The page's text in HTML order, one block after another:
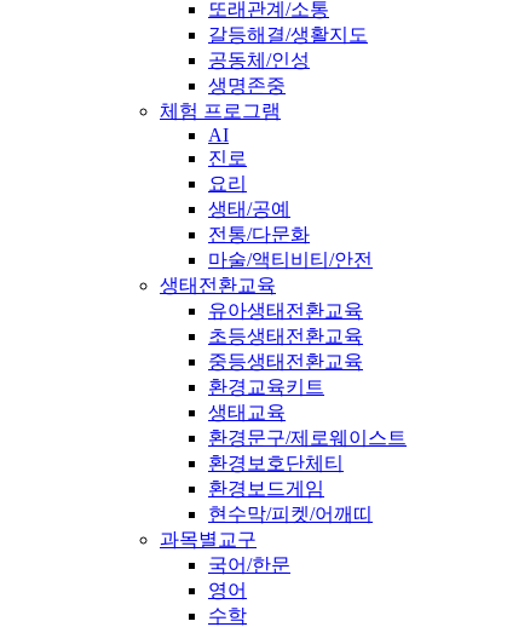
또래관계/소통
갈등해결/생활지도
공동체/인성
생명존중
체험 프로그램
AI
진로
요리
생태/공예
전통/다문화
마술/액티비티/안전
생태전환교육
유아생태전환교육
초등생태전환교육
중등생태전환교육
환경교육키트
생태교육
환경문구/제로웨이스트
환경보호단체티
환경보드게임
현수막/피켓/어깨띠
과목별교구
국어/한문
영어
수학